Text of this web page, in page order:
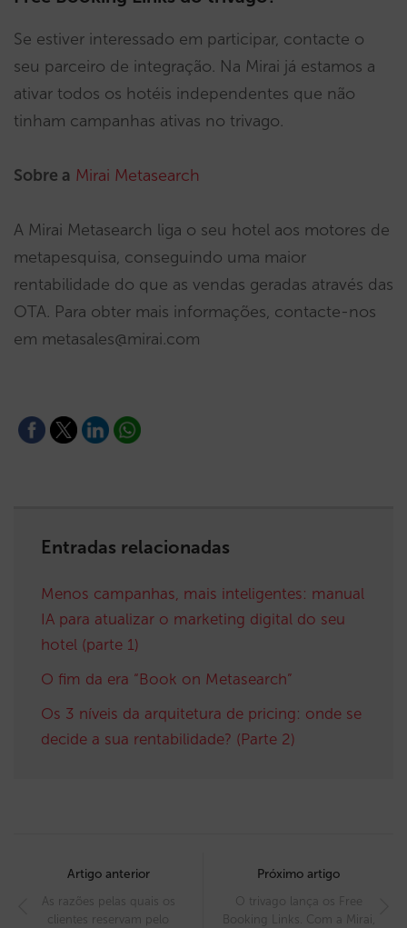
Se estiver interessado em participar, contacte o
seu parceiro de integração. Na Mirai já estamos a
ativar todos os hotéis independentes que não
tinham campanhas ativas no trivago.
Sobre a Mirai Metasearch
A Mirai Metasearch liga o seu hotel aos motores de
metapesquisa, conseguindo uma maior
rentabilidade do que as vendas geradas através das
OTA. Para obter mais informações, contacte-nos
em metasales@mirai.com
Entradas relacionadas
Menos campanhas, mais inteligentes: manual
IA para atualizar o marketing digital do seu
hotel (parte 1)
O fim da era “Book on Metasearch”
Os 3 níveis da arquitetura de pricing: onde se
decide a sua rentabilidade? (Parte 2)
navigation
Artigo anterior
As razões pelas quais os
clientes reservam pelo
Próximo artigo
O trivago lança os Free
Booking Links. Com a Mirai,